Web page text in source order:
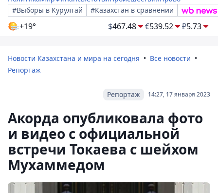
#Выборы в Курултай
#Казахстан в сравнении
+19° $467.48 €539.52 ₽5.73
Новости Казахстана и мира на сегодня
Все новости
Репортаж
14:27, 17 января 2023
Репортаж
Акорда опубликовала фото
и видео с официальной
встречи Токаева с шейхом
Мухаммедом